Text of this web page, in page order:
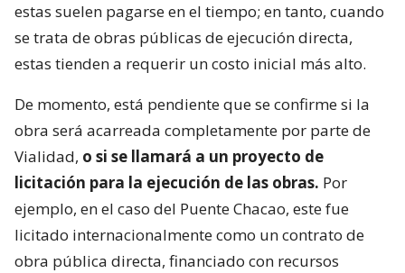
estas suelen pagarse en el tiempo; en tanto, cuando
se trata de obras públicas de ejecución directa,
estas tienden a requerir un costo inicial más alto.
De momento, está pendiente que se confirme si la
obra será acarreada completamente por parte de
Vialidad, o si se llamará a un proyecto de
licitación para la ejecución de las obras. Por
ejemplo, en el caso del Puente Chacao, este fue
licitado internacionalmente como un contrato de
obra pública directa, financiado con recursos